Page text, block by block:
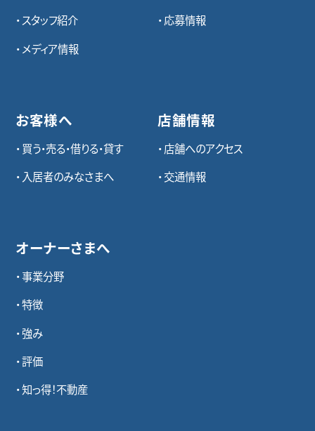
スタッフ紹介
メディア情報
お客様へ
買う・売る・借りる・貸す
入居者のみなさまへ
オーナーさまへ
事業分野
特徴
強み
評価
知っ得！不動産
応募情報
店舗情報
店舗へのアクセス
交通情報